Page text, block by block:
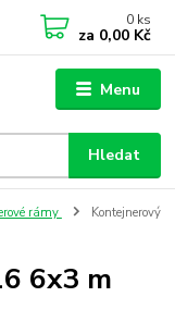
Menu
Hledat
0 ks
za 0,00 Kč
rámy
Kontejnerový
6x3 m